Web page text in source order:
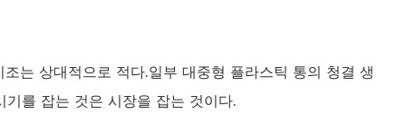
는 상대적으로 적다.일부 대중형 플라스틱 통의 청결 생
를 잡는 것은 시장을 잡는 것이다.